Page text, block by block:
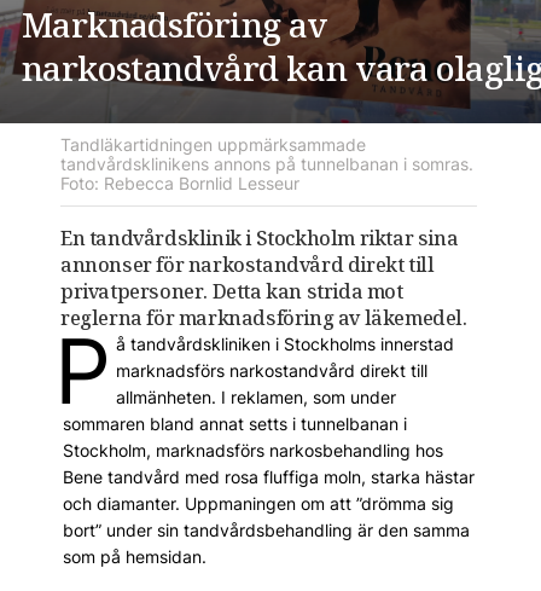
Marknadsföring av
narkostandvård kan vara
Tandläkartidningen uppmärksammade
tandvårdsklinikens annons på tunnelbanan i somras.
Foto: Rebecca Bornlid Lesseur
En tandvårdsklinik i Stockholm riktar sina
annonser för narkostandvård direkt till
privatpersoner. Detta kan strida mot
reglerna för marknadsföring av läkemedel.
P å tandvårdskliniken i Stockholms innerstad
marknadsförs narkostandvård direkt till
allmänheten. I reklamen, som under
sommaren bland annat setts i tunnelbanan i
Stockholm, marknadsförs narkosbehandling hos
Bene tandvård med rosa fluffiga moln, starka hästar
och diamanter. Uppmaningen om att ”drömma sig
bort” under sin tandvårdsbehandling är den samma
som på hemsidan.